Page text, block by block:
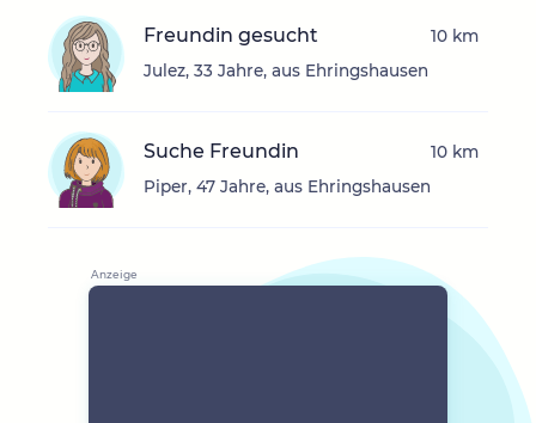
Freundin gesucht
Julez, 33 Jahre, aus Ehringshausen
10 km
Suche Freundin
Piper, 47 Jahre, aus Ehringshausen
10 km